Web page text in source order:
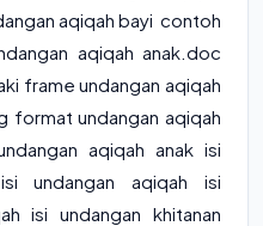
aqiqah bayi contoh
aqiqah anak.doc
frame undangan aqiqah
format undangan aqiqah
aqiqah anak isi
undangan aqiqah isi
isi undangan khitanan